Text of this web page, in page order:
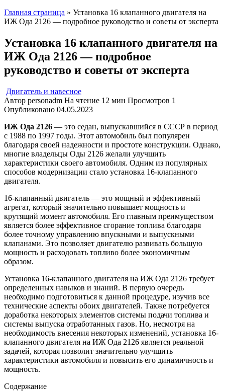
Главная страница » Установка 16 клапанного двигателя на
ИЖ Ода 2126 — подробное руководство и советы от эксперта
Установка 16 клапанного двигателя на
ИЖ Ода 2126 — подробное
руководство и советы от эксперта
Двигатель и навесное
Автор personadm На чтение 12 мин Просмотров 1
Опубликовано 04.05.2023
ИЖ Ода 2126 — это седан, выпускавшийся в СССР в период
с 1988 по 1997 годы. Этот автомобиль был популярен
благодаря своей надежности и простоте конструкции. Однако,
многие владельцы Оды 2126 желали улучшить
характеристики своего автомобиля. Одним из популярных
способов модернизации стало установка 16-клапанного
двигателя.
16-клапанный двигатель — это мощный и эффективный
агрегат, который значительно повышает мощность и
крутящий момент автомобиля. Его главным преимуществом
является более эффективное сгорание топлива благодаря
более точному управлению впускными и выпускными
клапанами. Это позволяет двигателю развивать большую
мощность и расходовать топливо более экономичным
образом.
Установка 16-клапанного двигателя на ИЖ Ода 2126 требует
определенных навыков и знаний. В первую очередь
необходимо подготовиться к данной процедуре, изучив все
технические аспекты обоих двигателей. Также потребуется
доработка некоторых элементов системы подачи топлива и
системы выпуска отработанных газов. Но, несмотря на
необходимость внесения некоторых изменений, установка 16-
клапанного двигателя на ИЖ Ода 2126 является реальной
задачей, которая позволит значительно улучшить
характеристики автомобиля и повысить его динамичность и
мощность.
Содержание